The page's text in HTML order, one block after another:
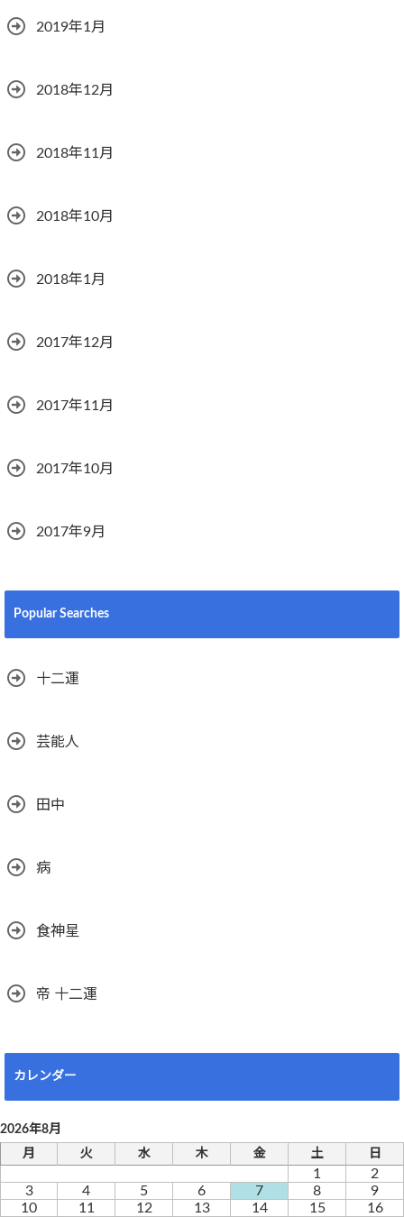
2019年1月
2018年12月
2018年11月
2018年10月
2018年1月
2017年12月
2017年11月
2017年10月
2017年9月
Popular Searches
十二運
芸能人
田中
病
食神星
帝 十二運
カレンダー
2026年8月
月
火 水 木 金 土 日
1
2
3
4 5 6 7 8
9
10
11 12 13 14 15 16